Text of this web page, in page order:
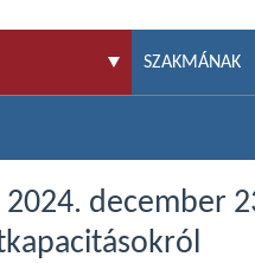
SZAKMÁNAK
2024. december